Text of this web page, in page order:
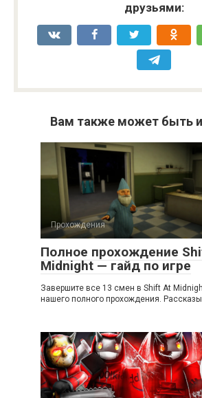
друзьями:
Вам также может быть
Прохождения
Полное прохождение
Midnight — гайд по игре
Завершите все 13 смен в Shift At
нашего полного прохождения.